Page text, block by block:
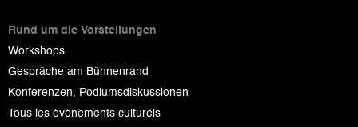
Rund um die Vorstellungen
Workshops
Gespräche am Bühnenrand
Konferenzen, Podiumsdiskussionen
Tous les événements culturels